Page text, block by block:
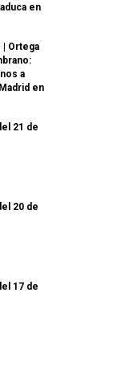
en
| Ortega
a
en
21 de
20 de
17 de